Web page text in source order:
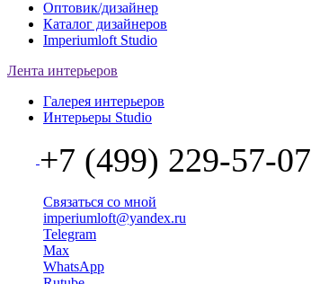
Оптовик/дизайнер
Каталог дизайнеров
Imperiumloft Studio
Лента интерьеров
Галерея интерьеров
Интерьеры Studio
+7 (499) 229-57-07
Связаться со мной
imperiumloft@yandex.ru
Telegram
Max
WhatsApp